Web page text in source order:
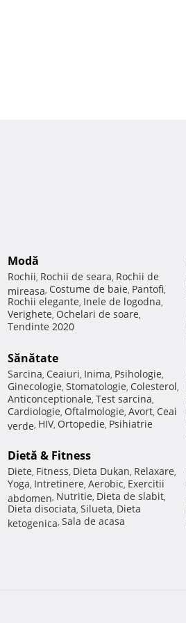
Modă
Rochii, Rochii de seara, Rochii de
mireasa, Costume de baie, Pantofi,
Rochii elegante, Inele de logodna,
Verighete, Ochelari de soare,
Tendinte 2020
Sănătate
Sarcina, Ceaiuri, Inima, Psihologie,
Ginecologie, Stomatologie, Colesterol,
Anticonceptionale, Test sarcina,
Cardiologie, Oftalmologie, Avort, Ceai
verde, HIV, Ortopedie, Psihiatrie
Dietă & Fitness
Diete, Fitness, Dieta Dukan, Relaxare,
Yoga, Intretinere, Aerobic, Exercitii
abdomen, Nutritie, Dieta de slabit,
Dieta disociata, Silueta, Dieta
ketogenica, Sala de acasa